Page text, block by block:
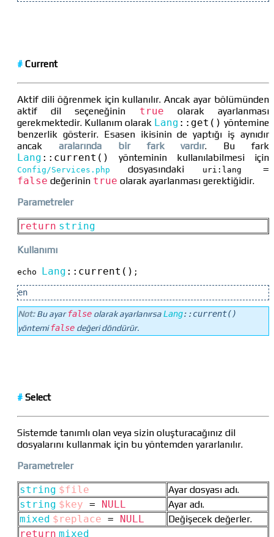
# Current
Aktif dili öğrenmek için kullanılır. Ancak ayar bölümünden
aktif dil seçeneğinin true olarak ayarlanması
gerekmektedir. Kullanım olarak Lang :: get() yöntemine
benzerlik gösterir. Esasen ikisinin de yaptığı iş aynıdır
ancak aralarında bir fark vardır. Bu fark
Lang :: current() yönteminin kullanılabilmesi için
Config/Services.php dosyasındaki uri:lang
=
false değerinin true olarak ayarlanması gerektiğidir.
Parametreler
return string
Kullanımı
echo Lang :: current() ;
en
Not:Bu ayarfalse olarak ayarlanırsaLang::current()
yöntemifalse değeri döndürür.
# Select
Sistemde tanımlı olan veya sizin oluşturacağınız dil
dosyalarını kullanmak için bu yöntemden yararlanılır.
Parametreler
string $file
Ayar dosyası adı.
string $key = NULL
Ayar adı.
mixed $replace = NULL
Değişecek değerler.
return mixed